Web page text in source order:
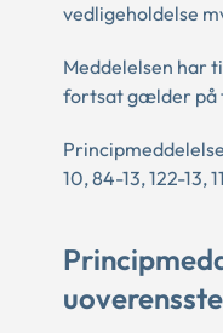
vedligeholdelse
Meddelelsen har
fortsat gælder på
10, 84-13, 122-